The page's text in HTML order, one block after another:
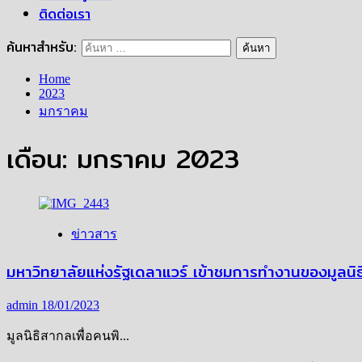
ติดต่อเรา
ค้นหาสำหรับ:
Home
2023
มกราคม
เดือน: มกราคม 2023
ข่าวสาร
มหาวิทยาลัยแห่งรัฐเดลาแวร์ เข้าชมการทำงานของมูล
admin 18/01/2023
มูลนิธิสากลเพื่อคนพิ...